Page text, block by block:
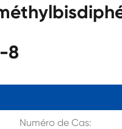
8
Numéro de Cas: